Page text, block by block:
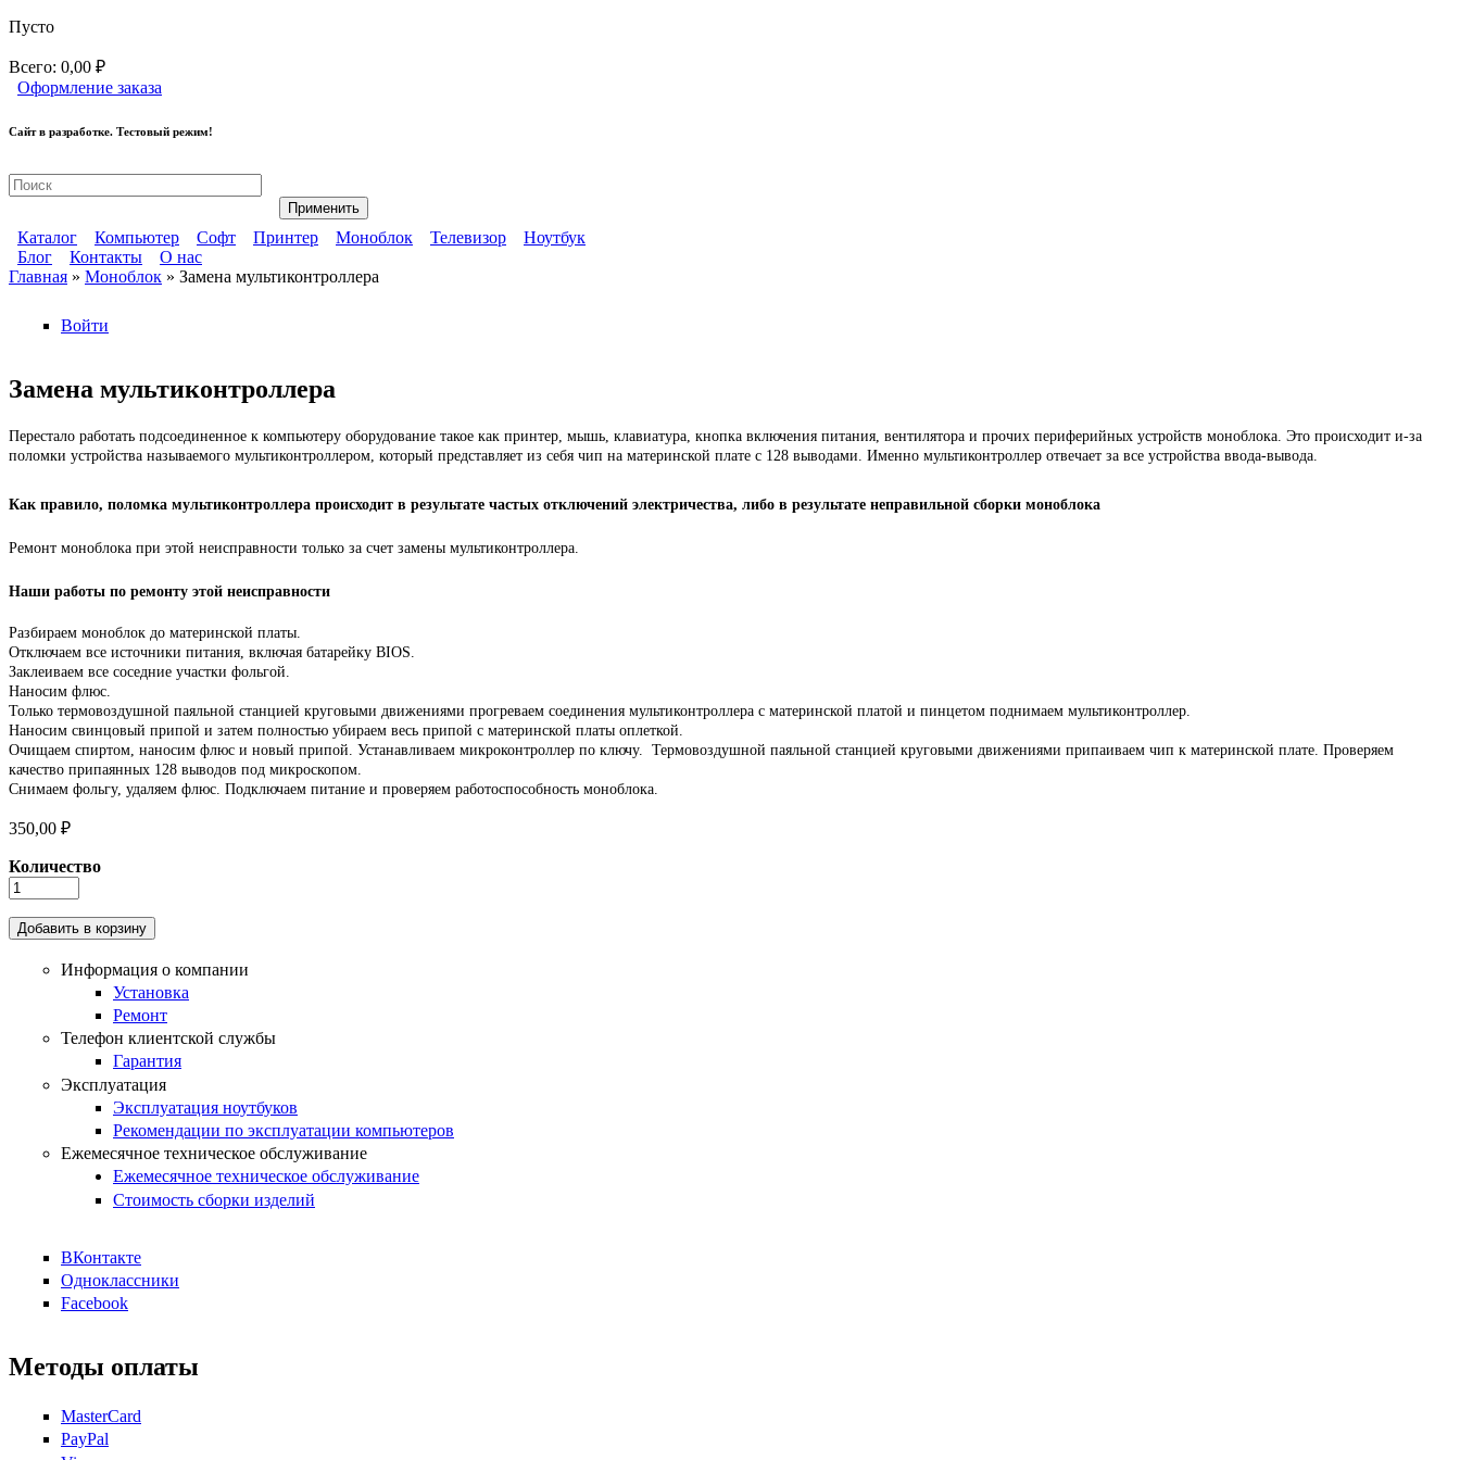
Перейти к основному содержанию
Пусто
Всего: 0,00 ₽
Оформление заказа
Сайт в разработке. Тестовый режим!
Главное меню
Каталог Компьютер Софт Принтер Моноблок Телевизор Ноутбук
Дополнительное меню
Блог Контакты О нас
Главная » Моноблок » Замена мультиконтроллера
Войти
Замена мультиконтроллера
Перестало работать подсоединенное к компьютеру оборудование такое как принтер, мышь, клавиатура, кнопка включения питания, вентилятора и прочих периферийных устройств моноблока. Это происходит и-за
поломки устройства называемого мультиконтроллером, который представляет из себя чип на материнской плате с 128 выводами. Именно мультиконтроллер отвечает за все устройства ввода-вывода.
Как правило, поломка мультиконтроллера происходит в результате частых отключений электричества, либо в результате неправильной сборки моноблока
Ремонт моноблока при этой неисправности только за счет замены мультиконтроллера.
Наши работы по ремонту этой неисправности
Разбираем моноблок до материнской платы.
Отключаем все источники питания, включая батарейку BIOS.
Заклеиваем все соседние участки фольгой.
Наносим флюс.
Только термовоздушной паяльной станцией круговыми движениями прогреваем соединения мультиконтроллера с материнской платой и пинцетом поднимаем мультиконтроллер.
Наносим свинцовый припой и затем полностью убираем весь припой с материнской платы оплеткой.
Очищаем спиртом, наносим флюс и новый припой. Устанавливаем микроконтроллер по ключу. Термовоздушной паяльной станцией круговыми движениями припаиваем чип к материнской плате. Проверяем
качество припаянных 128 выводов под микроскопом.
Снимаем фольгу, удаляем флюс. Подключаем питание и проверяем работоспособность моноблока.
350,00 ₽
Количество
Информация о компании
Установка
Ремонт
Телефон клиентской службы
Гарантия
Эксплуатация
Эксплуатация ноутбуков
Рекомендации по эксплуатации компьютеров
Ежемесячное техническое обслуживание
Ежемесячное техническое обслуживание
Стоимость сборки изделий
ВКонтакте
Одноклассники
Facebook
Методы оплаты
MasterCard
PayPal